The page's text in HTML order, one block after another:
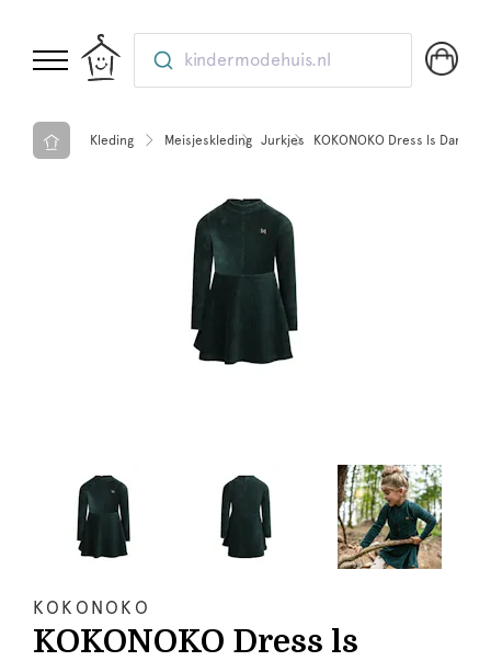
kindermodehuis.nl
Kleding Meisjeskleding Jurkjes KOKONOKO Dress ls Dark
KOKONOKO
KOKONOKO Dress ls